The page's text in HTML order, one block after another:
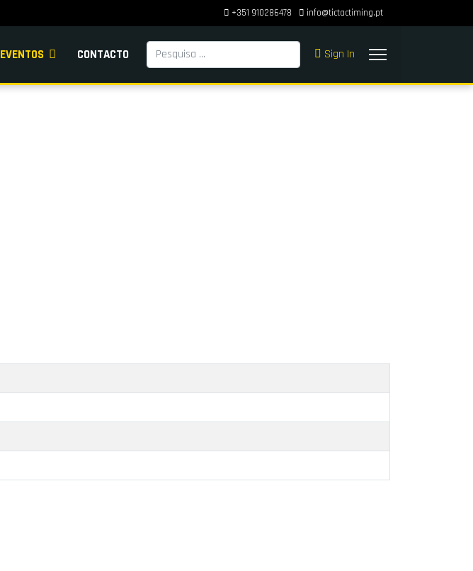
+351 910286478 info@tictactiming.pt
EVENTOS CONTACTO Pesquisar Sign In